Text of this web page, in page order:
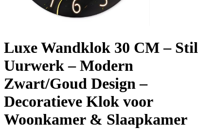
Luxe Wandklok 30 CM – Stil
Uurwerk – Modern
Zwart/Goud Design –
Decoratieve Klok voor
Woonkamer & Slaapkamer